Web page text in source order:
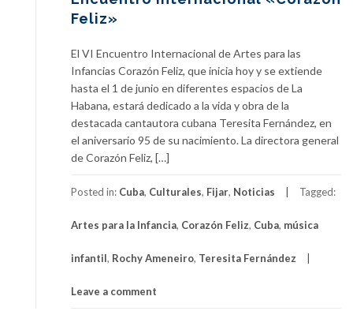
Feliz»
El VI Encuentro Internacional de Artes para las
Infancias Corazón Feliz, que inicia hoy y se extiende
hasta el 1 de junio en diferentes espacios de La
Habana, estará dedicado a la vida y obra de la
destacada cantautora cubana Teresita Fernández, en
el aniversario 95 de su nacimiento. La directora general
de Corazón Feliz, […]
Posted in: Cuba, Culturales, Fijar, Noticias Tagged:
Artes para la Infancia, Corazón Feliz, Cuba, música
infantil, Rochy Ameneiro, Teresita Fernández
Leave a comment